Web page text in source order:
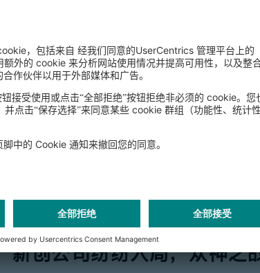
3. 植物蛋白饮品：全球市场
涨势迅猛；中国整体市场体
机遇
4. 投融资机会：行业风口已
5. 制胜关键：当替代蛋白进
新创公司纷纷入局，众神之